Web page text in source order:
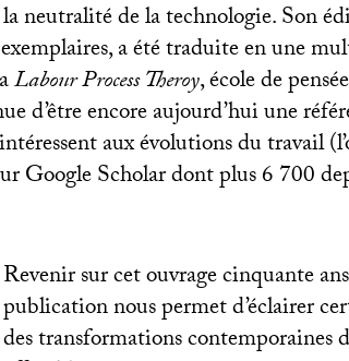
neutralité de la technologie. Son
a été traduite en une
Labour Process Theroy, école de
d’être encore aujourd’hui une
aux évolutions du travail
Google Scholar dont plus 6 700
Revenir sur cet ouvrage cinquante
publication nous permet d’éclairer
des transformations contemporaines